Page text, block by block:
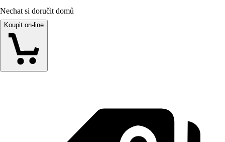
Nechat si doručit domů
Koupit on-line